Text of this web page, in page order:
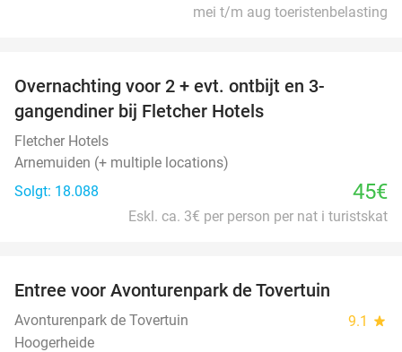
mei t/m aug toeristenbelasting
Overnachting voor 2 + evt. ontbijt en 3-
gangendiner bij Fletcher Hotels
Fletcher Hotels
Arnemuiden (+ multiple locations)
Solgt: 18.088
45€
Eskl. ca. 3€ per person per nat i turistskat
Entree voor Avonturenpark de Tovertuin
Avonturenpark de Tovertuin 9.1 star
Hoogerheide